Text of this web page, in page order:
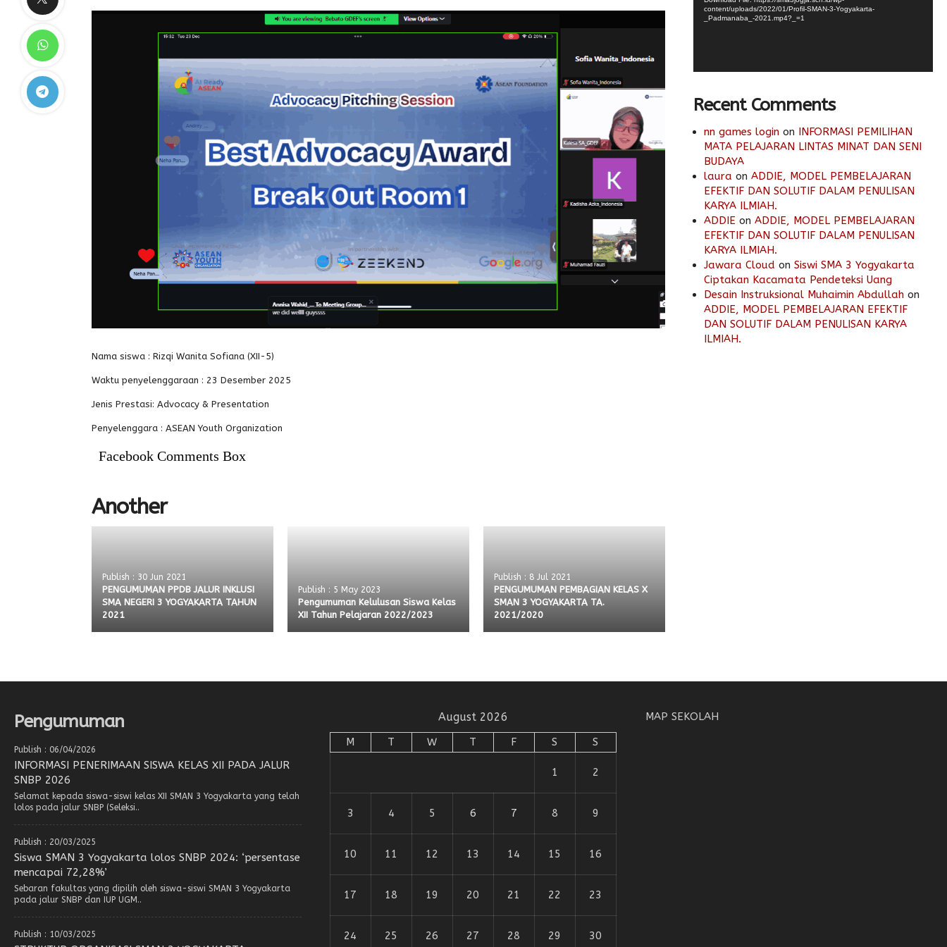
Nama siswa : Rizqi Wanita Sofiana (XII-5)
Waktu penyelenggaraan : 23 Desember 2025
Jenis Prestasi: Advocacy & Presentation
Penyelenggara : ASEAN Youth Organization
Facebook Comments Box
Another
Publish : 30 Jun 2021
PENGUMUMAN PPDB JALUR INKLUSI
SMA NEGERI 3 YOGYAKARTA TAHUN
2021
Publish : 5 May 2023
Pengumuman Kelulusan Siswa Kelas
XII Tahun Pelajaran 2022/2023
Publish : 8 Jul 2021
PENGUMUMAN PEMBAGIAN KELAS X
SMAN 3 YOGYAKARTA TA.
2021/2020
content/uploads/2022/01/Profil-SMAN-3-Yogyakarta-
_Padmanaba_-2021.mp4?_=1
Recent Comments
nn games login on INFORMASI PEMILIHAN
MATA PELAJARAN LINTAS MINAT DAN SENI
BUDAYA
laura on ADDIE, MODEL PEMBELAJARAN
EFEKTIF DAN SOLUTIF DALAM PENULISAN
KARYA ILMIAH.
ADDIE on ADDIE, MODEL PEMBELAJARAN
EFEKTIF DAN SOLUTIF DALAM PENULISAN
KARYA ILMIAH.
Jawara Cloud on Siswi SMA 3 Yogyakarta
Ciptakan Kacamata Pendeteksi Uang
Desain Instruksional Muhaimin Abdullah on
ADDIE, MODEL PEMBELAJARAN EFEKTIF
DAN SOLUTIF DALAM PENULISAN KARYA
ILMIAH.
Pengumuman
Publish : 06/04/2026
INFORMASI PENERIMAAN SISWA KELAS XII PADA JALUR
SNBP 2026
Selamat kepada siswa-siswi kelas XII SMAN 3 Yogyakarta yang telah
lolos pada jalur SNBP (Seleksi..
Publish : 20/03/2025
Siswa SMAN 3 Yogyakarta lolos SNBP 2024: ‘persentase
mencapai 72,28%’
Sebaran fakultas yang dipilih oleh siswa-siswi SMAN 3 Yogyakarta
pada jalur SNBP dan IUP UGM..
Publish : 10/03/2025
August 2026
M T W T F S S
1 2
3 4 5 6 7 8 9
10 11 12 13 14 15 16
17 18 19 20 21 22 23
24 25 26 27 28 29 30
MAP SEKOLAH